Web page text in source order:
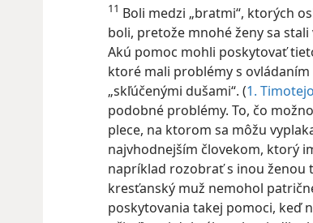
11 Boli medzi „bratmi“, ktorých
boli, pretože mnohé ženy sa stali
Akú pomoc mohli poskytovať
ktoré mali problémy s
„skľúčenými dušami“. (1.
podobné problémy. To, čo
plece, na ktorom sa môžu
najvhodnejším človekom, ktorý
napríklad rozobrať s inou ženou
kresťanský muž nemohol
poskytovania takej pomoci, keď